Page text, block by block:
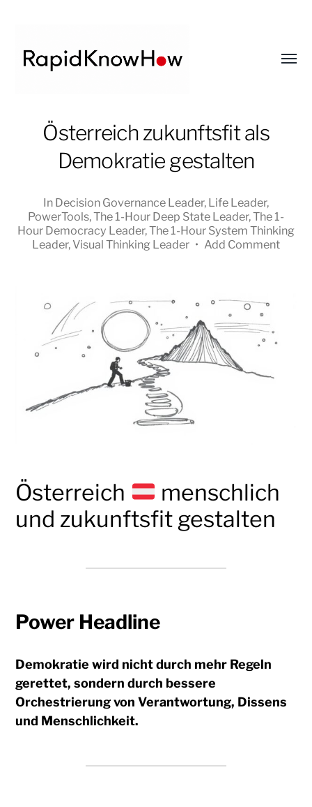
RapidKnowHow
DECISION
Österreich zukunftsfit als
Demokratie gestalten
In Decision Governance Leader, Life Leader,
PowerTools,The 1-Hour Deep State Leader,The 1-
Hour Democracy Leader,The 1-Hour System Thinking
Leader, Visual Thinking Leader • Add Comment
Österreich
menschlich
und zukunftsfit gestalten
Power Headline
Demokratie wird nicht durch mehr Regeln
gerettet, sondern durch bessere
Orchestrierung von Verantwortung, Dissens
und Menschlichkeit.